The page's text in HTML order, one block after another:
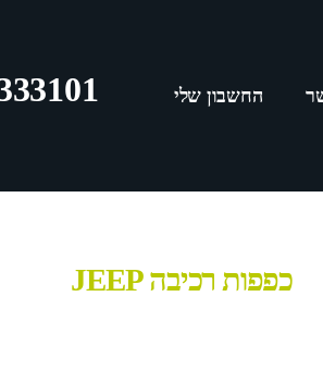
החשבון שלי
כפפות רכיבה JEEP